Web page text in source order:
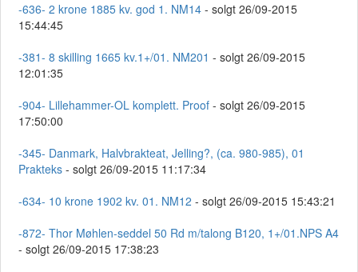
-636- 2 krone 1885 kv. god 1. NM14 - solgt 26/09-2015
15:44:45
-381- 8 skilling 1665 kv.1+/01. NM201 - solgt 26/09-2015
12:01:35
-904- Lillehammer-OL komplett. Proof - solgt 26/09-2015
17:50:00
-345- Danmark, Halvbrakteat, Jelling?, (ca. 980-985), 01
Prakteks - solgt 26/09-2015 11:17:34
-634- 10 krone 1902 kv. 01. NM12 - solgt 26/09-2015 15:43:21
-872- Thor Møhlen-seddel 50 Rd m/talong B120, 1+/01.NPS A4
- solgt 26/09-2015 17:38:23